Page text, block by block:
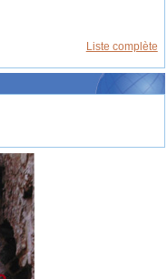
Liste complète